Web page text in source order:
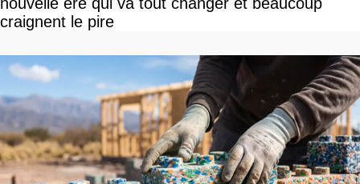
craignent le pire